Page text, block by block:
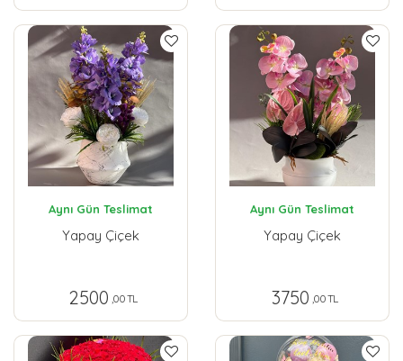
Aynı Gün Teslimat
Yapay Çiçek
2500 ,00 TL
Aynı Gün Teslimat
Yapay Çiçek
3750 ,00 TL